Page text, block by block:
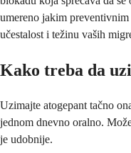
umereno jakim
učestalost i težinu vaših
Kako treba da
Uzimajte atogepant tačno
jednom dnevno oralno.
je udobnije.